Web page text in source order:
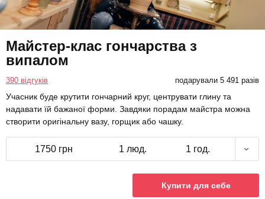
Майстер-клас гончарства з
випалом
390 відгуків подарували 5 491 разів
Учасник буде крутити гончарний круг, центрувати глину та
надавати їй бажаної форми. Завдяки порадам майстра можна
створити оригінальну вазу, горщик або чашку.
1750 грн 1 люд. 1 год.
Купити для себе